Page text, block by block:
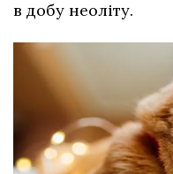
в добу неоліту.